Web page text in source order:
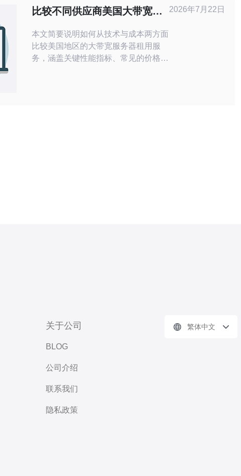
比较不同供应商美国大带宽服
型
本文简要说明如何从技术与成本两方面
比较美国地区的大带宽服务器租用服
务，涵盖关键性能指标、常见的价格模
2026年7月22日
关于公司
BLOG
公司介绍
联系我们
隐私政策
繁体中文